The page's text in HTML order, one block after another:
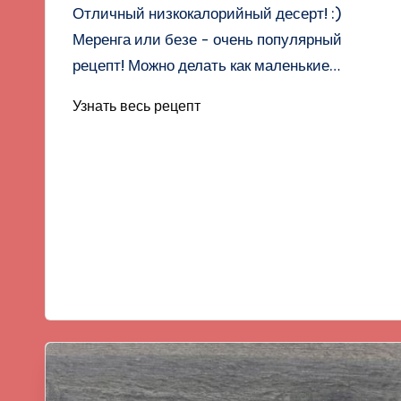
Отличный низкокалорийный десерт! :)
Меренга или безе - очень популярный
рецепт! Можно делать как маленькие…
Узнать весь рецепт